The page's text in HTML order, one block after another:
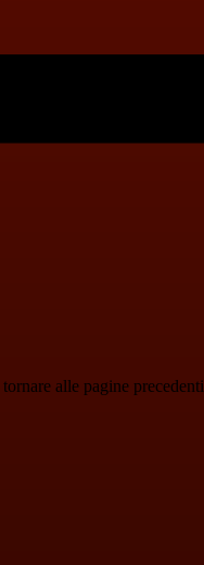
alle pagine precedenti